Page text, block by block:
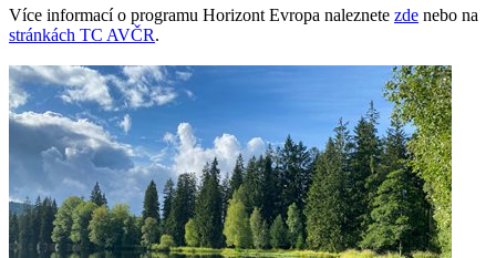
Více informací o programu Horizont Evropa naleznete zde nebo na
stránkách TC AVČR.